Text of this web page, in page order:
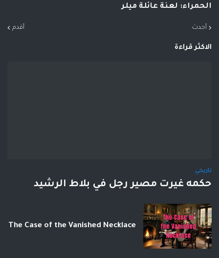
الحمراء: لعنة عائلة ميلر
أحدث أقدم
الاكثر قراءة
تاريخي
حكمه غيرت مصير رجل في بلاط الرشيد
The Case of the Vanished Necklace